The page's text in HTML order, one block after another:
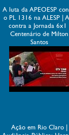
A luta da APEOESP
o PL 1316 na ALESP |
contra a Jornada 6x1
Centenário de Milton
Santos
Ação em Rio Claro |